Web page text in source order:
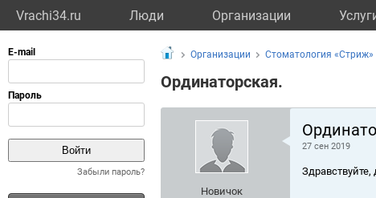
Vrachi34.ru Люди Организации
Забыли пароль?
Организации Стоматология «Стриж»
Ординаторская.
Новичок
27 сен 2019